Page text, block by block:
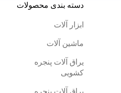
دسته بندی محصولات
ابزار آلات
ماشین آلات
یراق آلات پنجره
کشویی
یراق آلات پنجره